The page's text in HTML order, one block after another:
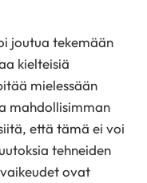
joutua tekemään
kielteisiä
mielessään
mahdollisimman
että tämä ei voi
tehneiden
ovat